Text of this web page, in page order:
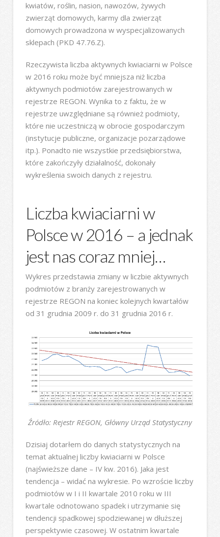
kwiatów, roślin, nasion, nawozów, żywych
zwierząt domowych, karmy dla zwierząt
domowych prowadzona w wyspecjalizowanych
sklepach (PKD 47.76.Z).
Rzeczywista liczba aktywnych kwiaciarni w Polsce
w 2016 roku może być mniejsza niż liczba
aktywnych podmiotów zarejestrowanych w
rejestrze REGON. Wynika to z faktu, że w
rejestrze uwzględniane są również podmioty,
które nie uczestniczą w obrocie gospodarczym
(instytucje publiczne, organizacje pozarządowe
itp.). Ponadto nie wszystkie przedsiębiorstwa,
które zakończyły działalność, dokonały
wykreślenia swoich danych z rejestru.
Liczba kwiaciarni w
Polsce w 2016 – a jednak
jest nas coraz mniej…
Wykres przedstawia zmiany w liczbie aktywnych
podmiotów z branży zarejestrowanych w
rejestrze REGON na koniec kolejnych kwartałów
od 31 grudnia 2009 r. do 31 grudnia 2016 r.
Źródło: Rejestr REGON, Główny Urząd Statystyczny
Dzisiaj dotarłem do danych statystycznych na
temat aktualnej liczby kwiaciarni w Polsce
(najświeższe dane – IV kw. 2016). Jaka jest
tendencja – widać na wykresie. Po wzroście liczby
podmiotów w I i II kwartale 2010 roku w III
kwartale odnotowano spadek i utrzymanie się
tendencji spadkowej spodziewanej w dłuższej
perspektywie czasowej. W ostatnim kwartale